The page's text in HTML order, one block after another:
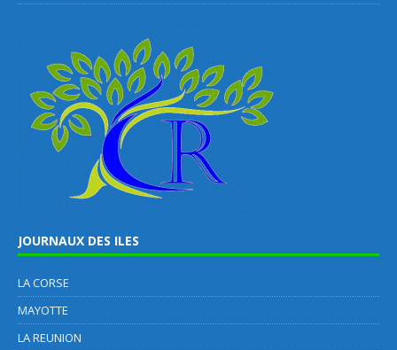
JOURNAUX DES ILES
LA CORSE
MAYOTTE
LA REUNION